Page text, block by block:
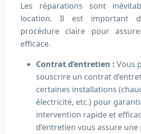
Les réparations sont
location. Il est important
procédure claire pour
efficace.
Contrat d’entretien : Vous
souscrire un contrat
certaines installations
électricité, etc.) pour
intervention rapide et
d’entretien vous assure